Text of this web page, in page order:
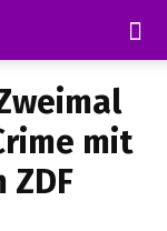
mit
ZDF